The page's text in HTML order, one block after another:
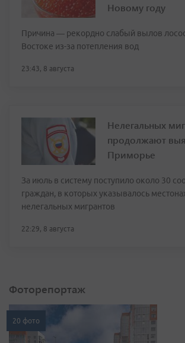
Новому году
Причина — рекордно слабый вылов
Востоке из-за потепления вод
23:43, 8 августа
Нелегальных
продолжают
Приморье
За июль в систему поступило около 30
граждан, в которых указывалось
нелегальных мигрантов
22:29, 8 августа
Фоторепортаж
20 фото